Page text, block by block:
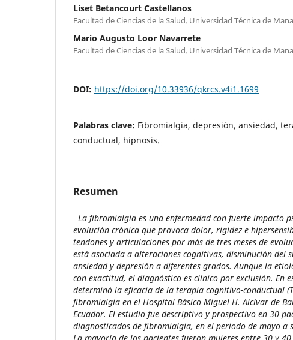
Liset Betancourt Castellanos
Facultad de Ciencias de la Salud. Universidad Técnica de
Mario Augusto Loor Navarrete
Facultad de Ciencias de la Salud. Universidad Técnica de
DOI: https://doi.org/10.33936/qkrcs.v4i1.1699
Palabras clave: Fibromialgia, depresión, ansiedad,
conductual, hipnosis.
Resumen
La fibromialgia es una enfermedad con fuerte impacto
evolución crónica que provoca dolor, rigidez e
tendones y articulaciones por más de tres meses de
está asociada a alteraciones cognitivas, disminución del
ansiedad y depresión a diferentes grados. Aunque la
con exactitud, el diagnóstico es clínico por exclusión. En
determinó la eficacia de la terapia cognitivo-conductual
fibromialgia en el Hospital Básico Miguel H. Alcívar de
Ecuador. El estudio fue descriptivo y prospectivo en 30
diagnosticados de fibromialgia, en el periodo de mayo a